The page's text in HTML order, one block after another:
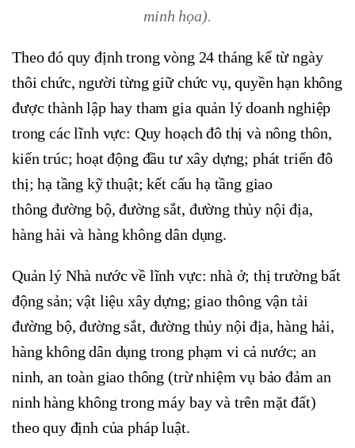
minh họa).
Theo đó quy định trong vòng 24 tháng kể từ ngày
thôi chức, người từng giữ chức vụ, quyền hạn không
được thành lập hay tham gia quản lý doanh nghiệp
trong các lĩnh vực: Quy hoạch đô thị và nông thôn,
kiến trúc; hoạt động đầu tư xây dựng; phát triển đô
thị; hạ tầng kỹ thuật; kết cấu hạ tầng giao
thông đường bộ, đường sắt, đường thủy nội địa,
hàng hải và hàng không dân dụng.
Quản lý Nhà nước về lĩnh vực: nhà ở; thị trường bất
động sản; vật liệu xây dựng; giao thông vận tải
đường bộ, đường sắt, đường thủy nội địa, hàng hải,
hàng không dân dụng trong phạm vi cả nước; an
ninh, an toàn giao thông (trừ nhiệm vụ bảo đảm an
ninh hàng không trong máy bay và trên mặt đất)
theo quy định của pháp luật.